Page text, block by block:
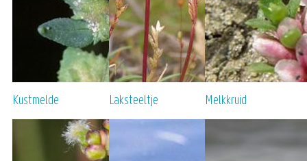
Kustmelde Laksteeltje Melkkruid